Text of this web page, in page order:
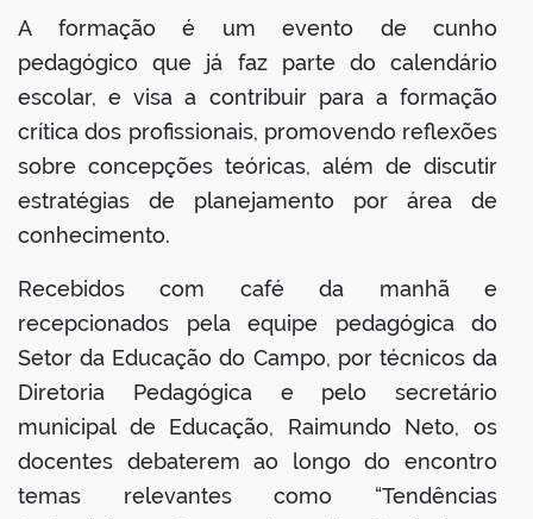
A formação é um evento de cunho
pedagógico que já faz parte do calendário
escolar, e visa a contribuir para a formação
crítica dos profissionais, promovendo reflexões
sobre concepções teóricas, além de discutir
estratégias de planejamento por área de
conhecimento.
Recebidos com café da manhã e
recepcionados pela equipe pedagógica do
Setor da Educação do Campo, por técnicos da
Diretoria Pedagógica e pelo secretário
municipal de Educação, Raimundo Neto, os
docentes debaterem ao longo do encontro
temas relevantes como “Tendências